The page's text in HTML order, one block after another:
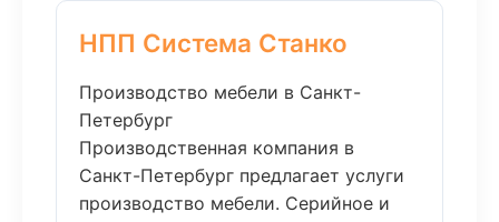
НПП Система Станко
Производство мебели в Санкт-
Петербург
Производственная компания в
Санкт-Петербург предлагает услуги
производство мебели. Серийное и